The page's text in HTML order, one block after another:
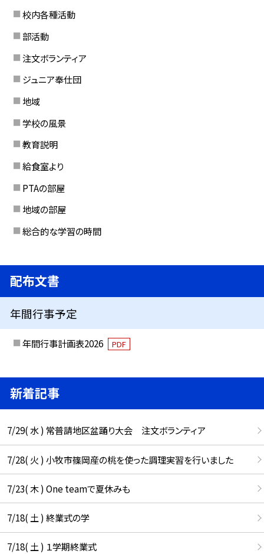
校内各種活動
部活動
注文ボランティア
ジュニア奉仕団
地域
学校の風景
教育説明
給食室より
PTAの部屋
地域の部屋
総合的な学習の時間
配布文書
年間行事予定
年間行事計画表2026 PDF
新着記事
7/29( 水 ) 常普請地区盆踊り大会 注文ボランティア
7/28( 火 ) 小牧市篠岡産の桃を使った調理実習を行いました
7/23( 木 ) One teamで夏休みも
7/18( 土 ) 終業式の学
7/18( 土 ) １学期終業式